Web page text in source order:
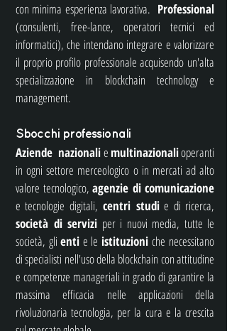
con minima esperienza lavorativa. Professional
(consulenti, free-lance, operatori tecnici ed
informatici), che intendano integrare e valorizzare
il proprio profilo professionale acquisendo un'alta
specializzazione in blockchain technology e
management.
Sbocchi professionali
Aziende nazionalie multinazionalioperanti
in ogni settore merceologico o in mercati ad alto
valore tecnologico, agenzie di comunicazione
e tecnologie digitali, centri studie di ricerca,
società di servizi per i nuovi media, tutte le
società, glienti e le istituzioniche necessitano
di specialisti nell'uso della blockchain con attitudine
e competenze manageriali in grado di garantire la
massima efficacia nelle applicazioni della
rivoluzionaria tecnologia, per la cura e la crescita